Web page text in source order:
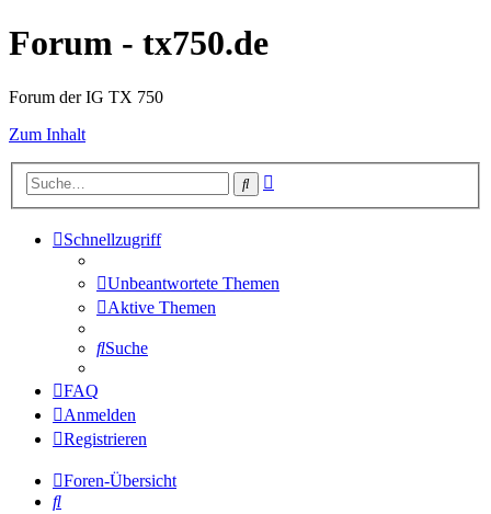
Forum - tx750.de
Forum der IG TX 750
Zum Inhalt
Suche
Schnellzugriff
Unbeantwortete Themen
Aktive Themen
Suche
FAQ
Anmelden
Registrieren
Foren-Übersicht
Suche